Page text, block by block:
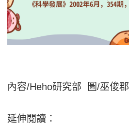
內容/Heho研究部 圖/巫俊郡
延伸閱讀：